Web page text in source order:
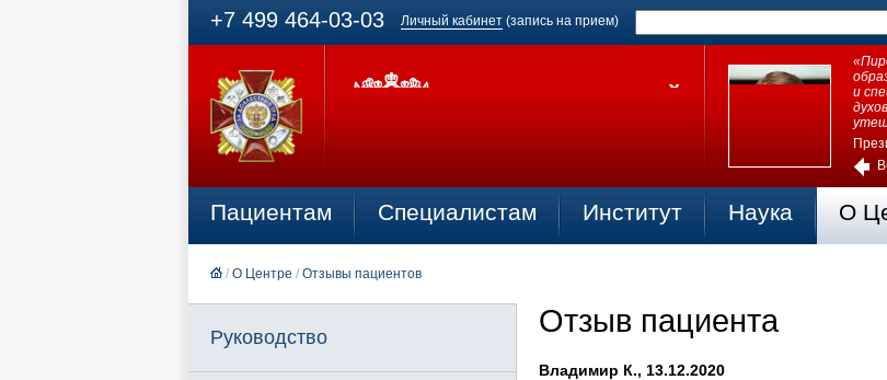
+7 499 464-03-03 Личный кабинет (запись на прием)
и
Пациентам Специалистам Институт Наука О
/ О Центре / Отзывы пациентов
Руководство Отзыв пациента
Владимир К., 13.12.2020